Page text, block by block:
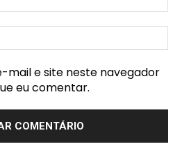
mail e site neste navegador
eu comentar.